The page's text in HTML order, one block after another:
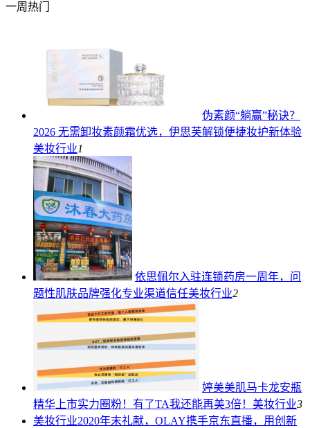
一周热门
伪素颜“躺赢”秘诀？
2026 无需卸妆素颜霜优选，伊思芙解锁便捷妆护新体验
美妆行业1
依思佩尔入驻连锁药房一周年，问
题性肌肤品牌强化专业渠道信任美妆行业2
婷美美肌马卡龙安瓶
精华上市实力圈粉！有了TA我还能再美3倍！ 美妆行业3
美妆行业2020年末礼献，OLAY携手京东直播，用创新